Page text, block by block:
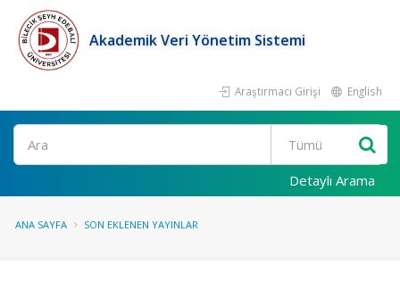
Akademik Veri Yönetim Sistemi
Araştırmacı Girişi English
Ara
Detaylı Arama
ANA SAYFA SON EKLENEN YAYINLAR